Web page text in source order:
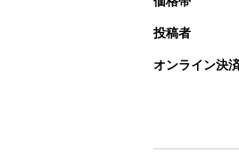
投稿者
オンライン決